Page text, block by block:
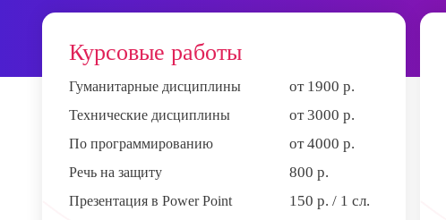
Курсовые работы
Гуманитарные дисциплины от 1900 р.
Технические дисциплины от 3000 р.
По программированию от 4000 р.
Речь на защиту 800 р.
Презентация в Power Point 150 р. / 1 сл.